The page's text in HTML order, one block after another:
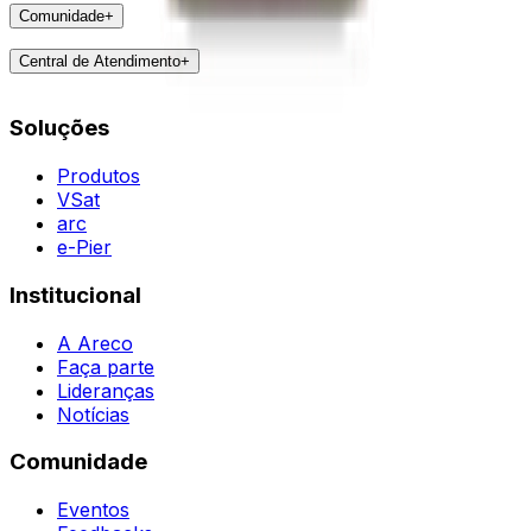
arc
A Areco
Lideranças
Comunidade+
Eventos
Vivências
Central de Atendimento+
Todas as Regiões
Agent
Soluções
Produtos
VSat
arc
e-Pier
Institucional
A Areco
Faça parte
Lideranças
Notícias
Comunidade
Eventos